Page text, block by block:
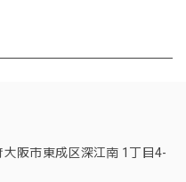
阪市東成区深江南 1丁目4-